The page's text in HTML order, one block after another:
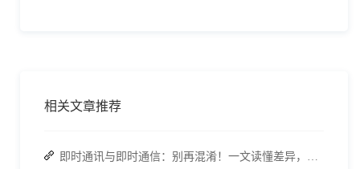
相关文章推荐
即时通讯与即时通信：别再混淆！一文读懂差异，接而连适配企业协作需求